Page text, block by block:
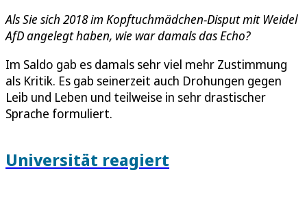
Als Sie sich 2018 im Kopftuchmädchen-Disput mit Weidel
AfD angelegt haben, wie war damals das Echo?
Im Saldo gab es damals sehr viel mehr Zustimmung
als Kritik. Es gab seinerzeit auch Drohungen gegen
Leib und Leben und teilweise in sehr drastischer
Sprache formuliert.
Universität reagiert